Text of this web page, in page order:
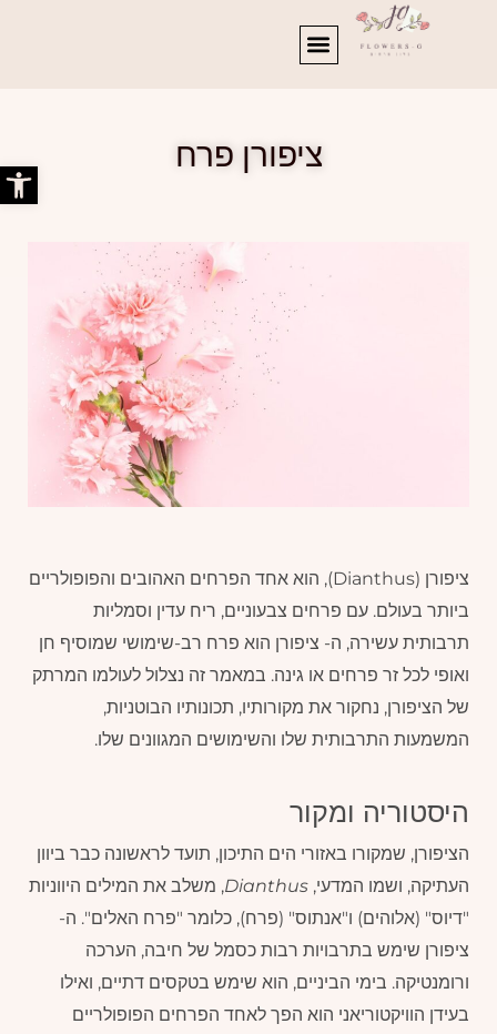
פתח ציפורן פרח
ציפורן (Dianthus), הוא אחד הפרחים האהובים והפופולריים
ביותר בעולם. עם פרחים צבעוניים, ריח עדין וסמליות
תרבותית עשירה, ה- ציפורן הוא פרח רב-שימושי שמוסיף חן
ואופי לכל זר פרחים או גינה. במאמר זה נצלול לעולמו המרתק
של הציפורן, נחקור את מקורותיו, תכונותיו הבוטניות,
המשמעות התרבותית שלו והשימושים המגוונים שלו.
היסטוריה ומקור
הציפורן, שמקורו באזורי הים התיכון, תועד לראשונה כבר ביוון
העתיקה, ושמו המדעי, Dianthus, משלב את המילים היווניות
"דיוס" (אלוהים) ו"אנתוס" (פרח), כלומר "פרח האלים". ה-
ציפורן שימש בתרבויות רבות כסמל של חיבה, הערכה
ורומנטיקה. בימי הביניים, הוא שימש בטקסים דתיים, ואילו
בעידן הוויקטוריאני הוא הפך לאחד הפרחים הפופולריים